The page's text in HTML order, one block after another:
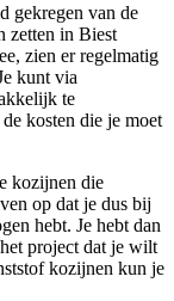
gekregen van de
zetten in Biest
zien er regelmatig
kunt via
te
kosten die je moet
kozijnen die
op dat je dus bij
hebt. Je hebt dan
project dat je wilt
kozijnen kun je